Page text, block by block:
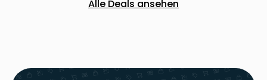
Alle Deals ansehen